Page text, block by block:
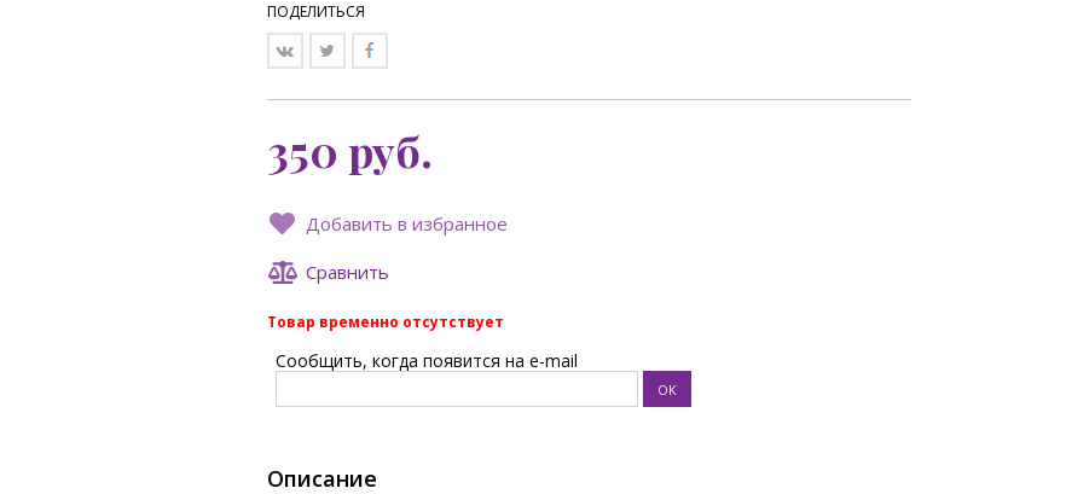
ПОДЕЛИТЬСЯ
Добавить в избранное
Сравнить
Товар временно отсутствует
350 руб.
Сообщить, когда появится на e-mail
Описание